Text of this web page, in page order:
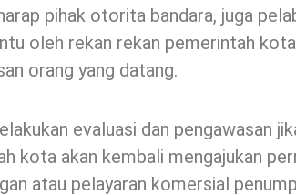
pihak otorita bandara, juga
oleh rekan rekan pemerintah
orang yang datang.
evaluasi dan pengawasan
kota akan kembali mengajukan
atau pelayaran komersial